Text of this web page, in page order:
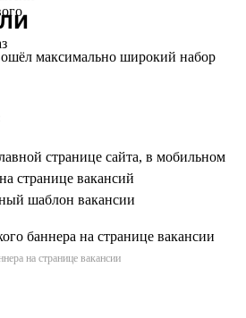
максимально широкий набор
странице сайта, в мобильном
странице вакансий
шаблон вакансии
на странице вакансии